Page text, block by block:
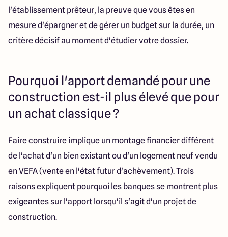
l'établissement prêteur, la preuve que vous êtes en
mesure d'épargner et de gérer un budget sur la durée, un
critère décisif au moment d'étudier votre dossier.
Pourquoi l'apport demandé pour une
construction est-il plus élevé que pour
un achat classique ?
Faire construire implique un montage financier différent
de l'achat d'un bien existant ou d'un logement neuf vendu
en VEFA (vente en l'état futur d'achèvement). Trois
raisons expliquent pourquoi les banques se montrent plus
exigeantes sur l'apport lorsqu'il s'agit d'un projet de
construction.